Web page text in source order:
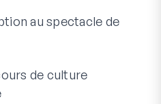
au spectacle de
de culture